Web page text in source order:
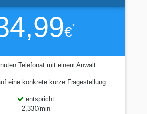
€*
Telefonat mit einem Anwalt
eine konkrete kurze Fragestellung
entspricht
2,33€/min